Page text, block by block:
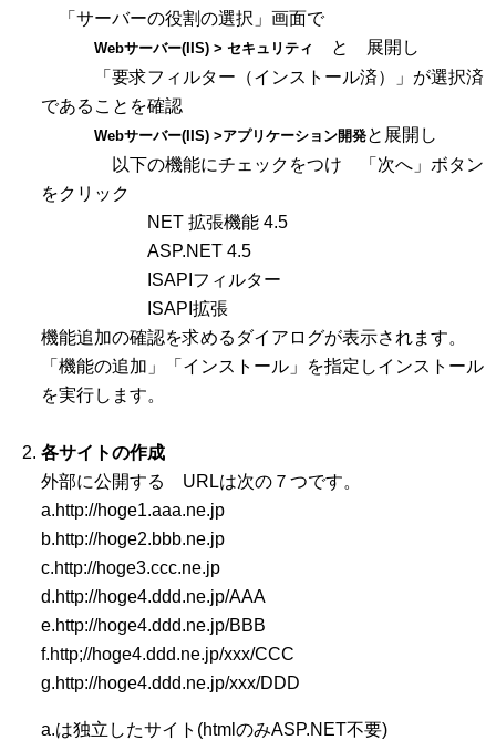
「サーバーの役割の選択」画面で
Webサーバー(IIS) > セキュリティ
と 展開し
「要求フィルター（インストール済）」が選択済
であることを確認
Webサーバー(IIS) >アプリケーション開発と展開し
以下の機能にチェックをつけ 「次へ」ボタン
をクリック
NET 拡張機能 4.5
ASP.NET 4.5
ISAPIフィルター
ISAPI拡張
機能追加の確認を求めるダイアログが表示されます。
「機能の追加」「インストール」を指定しインストール
を実行します。
各サイトの作成
外部に公開する URLは次の７つです。
a.http://hoge1.aaa.ne.jp
b.http://hoge2.bbb.ne.jp
c.http://hoge3.ccc.ne.jp
d.http://hoge4.ddd.ne.jp/AAA
e.http://hoge4.ddd.ne.jp/BBB
f.http;//hoge4.ddd.ne.jp/xxx/CCC
g.http://hoge4.ddd.ne.jp/xxx/DDD
a.は独立したサイト(htmlのみASP.NET不要)